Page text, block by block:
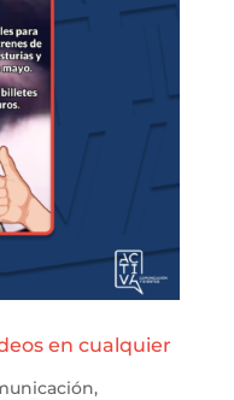
en cualquier
,